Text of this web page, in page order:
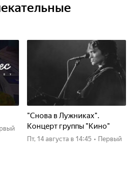
"Снова в Лужниках".
Концерт группы "Кино"
пт, 14 августа в 14:45 • Первый